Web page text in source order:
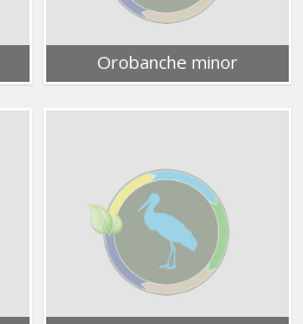
Orobanche minor